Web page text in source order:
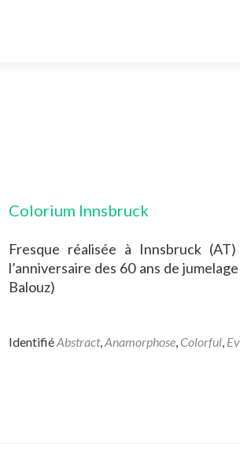
Colorium Innsbruck
Fresque réalisée à Innsbruck
l’anniversaire des 60 ans de
Balouz)
IdentifiéAbstract,Anamorphose, Colorful,